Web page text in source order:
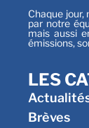
Chaque jour,
par notre
mais aussi
émissions,
LES
Brèves